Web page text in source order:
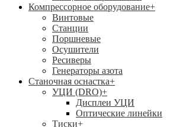
Компрессорное оборудование+
Винтовые
Станции
Поршневые
Осушители
Ресиверы
Генераторы азота
Станочная оснастка+
УЦИ (DRO)+
Дисплеи УЦИ
Оптические линейки
Тиски+